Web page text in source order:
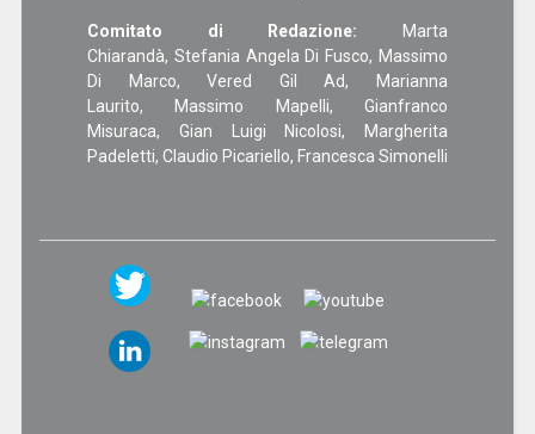
Comitato di Redazione: Marta
Chiarandà, Stefania Angela Di Fusco, Massimo
Di Marco, Vered Gil Ad, Marianna
Laurito, Massimo Mapelli, Gianfranco
Misuraca, Gian Luigi Nicolosi, Margherita
Padeletti, Claudio Picariello, Francesca Simonelli